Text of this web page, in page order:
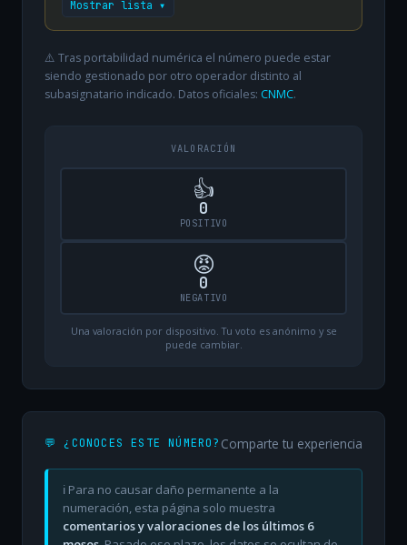
Mostrar lista ▾
⚠️ Tras portabilidad numérica el número puede estar
siendo gestionado por otro operador distinto al
subasignatario indicado. Datos oficiales: CNMC.
VALORACIÓN
👍
0
POSITIVO
😡
0
NEGATIVO
Una valoración por dispositivo. Tu voto es anónimo y se
puede cambiar.
💬 ¿CONOCES ESTE NÚMERO? Comparte tu experiencia
ℹ️ Para no causar daño permanente a la
numeración, esta página solo muestra
comentarios y valoraciones de los últimos 6